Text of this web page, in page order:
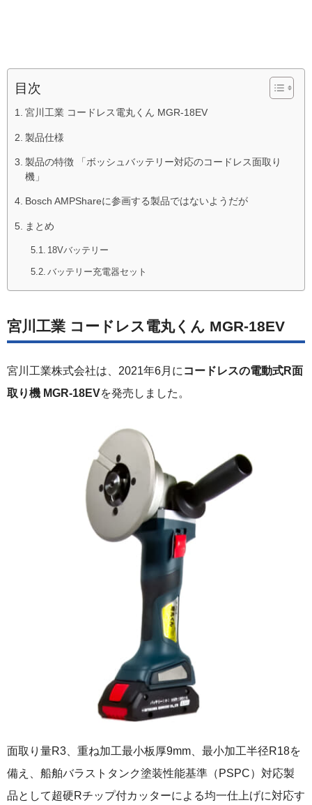
目次
宮川工業 コードレス電丸くん MGR-18EV
製品仕様
製品の特徴 「ボッシュバッテリー対応のコードレス面取り
機」
Bosch AMPShareに参画する製品ではないようだが
まとめ
18Vバッテリー
バッテリー充電器セット
宮川工業 コードレス電丸くん MGR-18EV
宮川工業株式会社は、2021年6月に コードレスの電動式R面
取り機 MGR-18EVを発売しました。
面取り量R3、重ね加工最小板厚9mm、最小加工半径R18を
備え、船舶バラストタンク塗装性能基準（PSPC）対応製
品として超硬Rチップ付カッターによる均一仕上げに対応す